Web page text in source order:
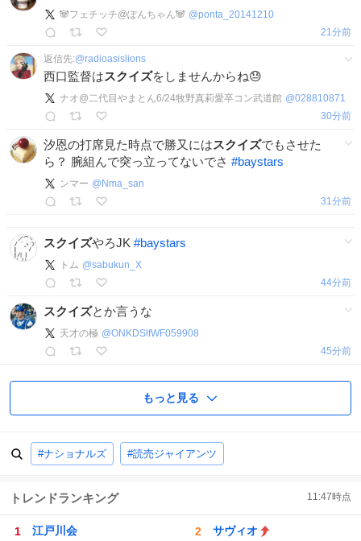
🐼フェチッチ@ぽんちゃん🐼 @ponta_20141210
21分前
返信先:@radioasislions
西口監督はスクイズをしませんからね😓
ナオ@二代目やまとん6/24牧野真莉愛卒コン武道館 @028810871
30分前
汐恩の打席見た時点で勝又にはスクイズでもさせた
ら？ 腕組んで突っ立ってないでさ #baystars
ンマー @ Nma_san
31分前
スクイズやろJK #baystars
トム @sabukun_X
44分前
スクイズとか言うな
天才の極 @ONKDSlfWF059908
45分前
もっと見る
#ナショナルズ #読売ジャイアンツ
トレンドランキング 11:47時点
江戸川会 サヴィオ